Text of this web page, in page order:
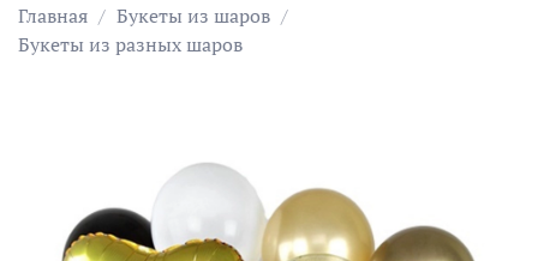
Главная
Букеты из шаров
Букеты из разных шаров